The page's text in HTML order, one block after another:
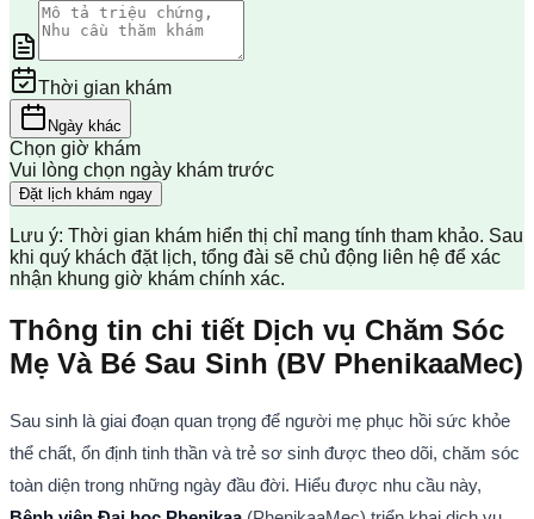
Thời gian khám
Ngày khác
Chọn giờ khám
Vui lòng chọn ngày khám trước
Đặt lịch khám ngay
Lưu ý: Thời gian khám hiển thị chỉ mang tính tham khảo. Sau
khi quý khách đặt lịch, tổng đài sẽ chủ động liên hệ để xác
nhận khung giờ khám chính xác.
Thông tin chi tiết Dịch vụ Chăm Sóc
Mẹ Và Bé Sau Sinh (BV PhenikaaMec)
Sau sinh là giai đoạn quan trọng để người mẹ phục hồi sức khỏe
thể chất, ổn định tinh thần và trẻ sơ sinh được theo dõi, chăm sóc